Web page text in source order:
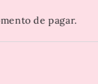
de pagar.